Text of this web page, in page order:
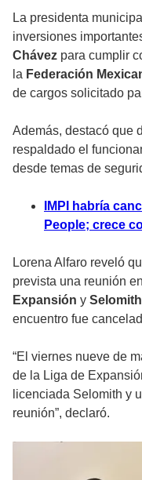
La presidenta
inversiones
Chávez para cumplir
la Federación
de cargos solicitado
Además, destacó que
respaldado el
desde temas de
IMPI habría
People; crece
Lorena Alfaro reveló
prevista una reunión
Expansión y
encuentro fue
“El viernes nueve de
de la Liga de
licenciada Selomith y
reunión”, declaró.